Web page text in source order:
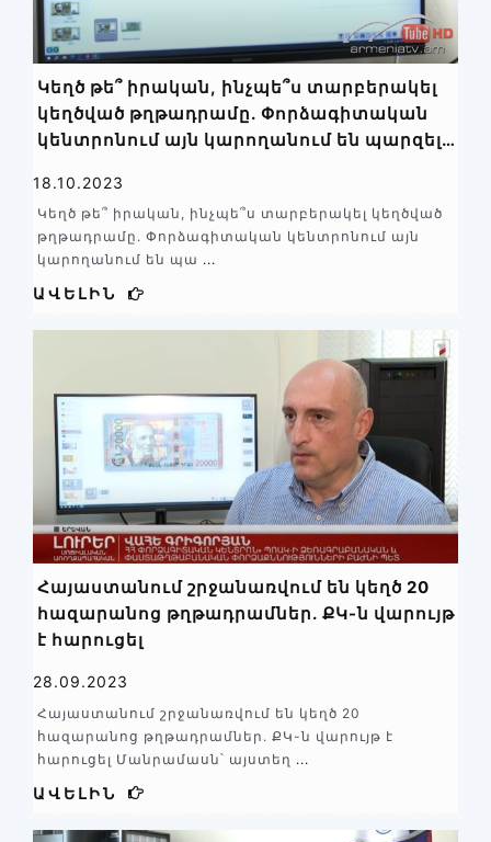
Կեղծ թե՞ իրական, ինչպե՞ս տարբերակել
կեղծված թղթադրամը. Փորձագիտական
կենտրոնում այն կարողանում են պարզել
18.10.2023
Կեղծ թե՞ իրական, ինչպե՞ս տարբերակել կեղծված
թղթադրամը. Փորձագիտական կենտրոնում այն
կարողանում են պա ...
ԱՎԵԼԻՆ
Հայաստանում շրջանառվում են կեղծ 20
հազարանոց թղթադրամներ. ՔԿ-ն վարույթ
է հարուցել
28.09.2023
Հայաստանում շրջանառվում են կեղծ 20
հազարանոց թղթադրամներ. ՔԿ-ն վարույթ է
հարուցել Մանրամասն՝ այստեղ ...
ԱՎԵԼԻՆ